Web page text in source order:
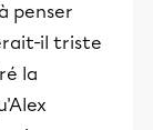
penser
il triste
la